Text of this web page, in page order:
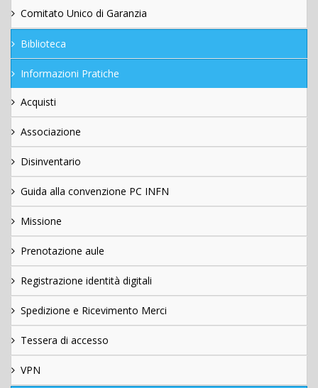
Comitato Unico di Garanzia
Biblioteca
Informazioni Pratiche
Acquisti
Associazione
Disinventario
Guida alla convenzione PC INFN
Missione
Prenotazione aule
Registrazione identità digitali
Spedizione e Ricevimento Merci
Tessera di accesso
VPN